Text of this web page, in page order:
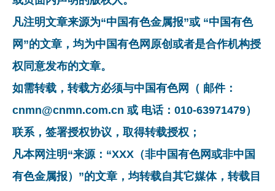
凡注明文章来源为“中国有色金属报”或 “中国有色
网”的文章，均为中国有色网原创或者是合作机构授
权同意发布的文章。
如需转载，转载方必须与中国有色网（ 邮件：
cnmn@cnmn.com.cn 或 电话：010-63971479）
联系，签署授权协议，取得转载授权；
凡本网注明“来源：“XXX（非中国有色网或非中国
有色金属报）”的文章，均转载自其它媒体，转载目